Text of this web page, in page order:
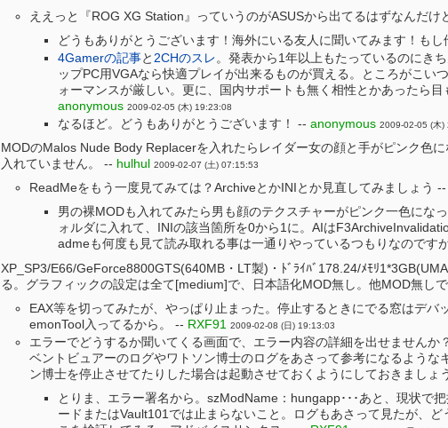
ええっと『ROG XG Station』っていうのがASUSから出てるはずなんだ
どうもありがとうございます！海外にいる友人に聞いてみます！も
4Gamerの記事と 2CHのスレ。発表から1年以上もたっているのにき
ップPC用VGAなら快適プレイが出来るものが買える。ところがこ
ォーマンスが厳しい。更に、国内サポートも無く相性とかあったら
anonymous 2009-02-05 (木) 19:23:08
なるほど。どうもありがとうございます！ -- anonymous 2009-02-05 (木)
MODのMalos Nude Body Replacerを入れたらレイダー女の顔と手がピンク色
入れていません。 -- hulhul 2009-02-07 (土) 07:15:53
ReadMeをもう一度見てみては？ArchiveとかINIとか見直してみましょう --
男の裸MODも入れてみたら男も顔のテクスチャーがピンク一色に
ォルダに入れて、INIの該当箇所を0から1に。AIは
admeも何度も見て読み取れる事は一通りやっているつもりなのです
XP_SP3/E66/GeForce8800GTS(640MB・LT製)・ﾄﾞﾗｲﾊﾞ178.24/ﾒﾓﾘ
る。グラフィックの設定は全て[medium]で、日本語化MOD無し。他MOD無し
EAX等を切ってみたが、やっぱり止まった。停止するときにでる窓はデ
emonTool入ってるから。 -- RXF91 2009-02-08 (日) 19:13:03
エラーでどうするか聞いてくる画面で、エラー内容の詳細を出せません
ベントビュアーのログやワトソン博士のログをあさって参考になるよう
ン博士を停止させてたりした場合は起動させておくようにしておきましょ
とりま、エラー署名から。szModName：hungapp･･･あと、現状で
ードまたはVault101では止まらないこと。ログもあさって見たが、